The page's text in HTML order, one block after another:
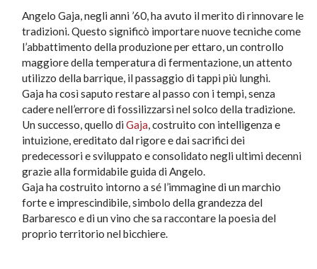
Angelo Gaja, negli anni ’60, ha avuto il merito di rinnovare le
tradizioni. Questo significò importare nuove tecniche come
l’abbattimento della produzione per ettaro, un controllo
maggiore della temperatura di fermentazione, un attento
utilizzo della barrique, il passaggio di tappi più lunghi.
Gaja ha così saputo restare al passo con i tempi, senza
cadere nell’errore di fossilizzarsi nel solco della tradizione.
Un successo, quello diGaja, costruito con intelligenza e
intuizione, ereditato dal rigore e dai sacrifici dei
predecessori e sviluppato e consolidato negli ultimi decenni
grazie alla formidabile guida di Angelo.
Gaja ha costruito intorno a sé l’immagine di un marchio
forte e imprescindibile, simbolo della grandezza del
Barbaresco e di un vino che sa raccontare la poesia del
proprio territorio nel bicchiere.